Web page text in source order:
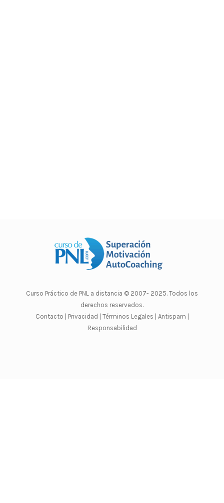
Curso Práctico de PNL a distancia © 2007- 2025. Todos los
derechos reservados.
Contacto | Privacidad | Términos Legales |
Antispam |
Responsabilidad